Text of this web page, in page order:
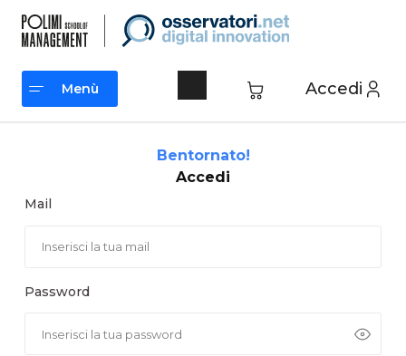
contenuto
Accedi
Menù
Bentornato!
Accedi
Mail
Password